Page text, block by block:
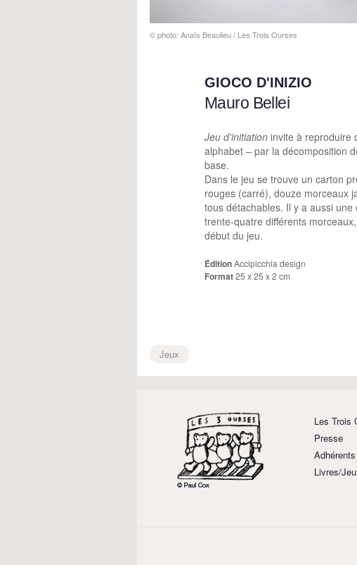
© photo: Anaïs Beaulieu / Les Trois Ourses
GIOCO D'INIZIO
Mauro Bellei
Jeu d'initiation invite à reproduire
alphabet – par la décomposition
base.
Dans le jeu se trouve un carton
rouges (carré), douze morceaux
tous détachables. Il y a aussi
trente-quatre différents
début du jeu.
ÉditionAccipicchia design
Format25 x 25 x 2 cm
Jeux
Les Trois
Presse
Adhérents
Livres/